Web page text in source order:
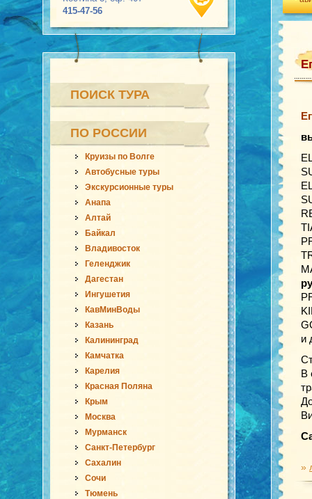
415-47-56
ПОИСК ТУРА
ПО РОССИИ
Круизы по Волге
Автобусные туры
Экскурсионные туры
Анапа
Алтай
Байкал
Владивосток
Геленджик
Дагестан
Ингушетия
КавМинВоды
Казань
Калининград
Камчатка
Карелия
Красная Поляна
Крым
Москва
Мурманск
Санкт-Петербург
Сахалин
Сочи
Тюмень
и
В
»